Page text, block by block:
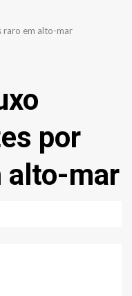
raro em alto-mar
por
alto-mar